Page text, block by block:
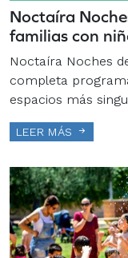
Noctaíra
familias con
Noctaíra Noches
completa
espacios más
LEER MÁS